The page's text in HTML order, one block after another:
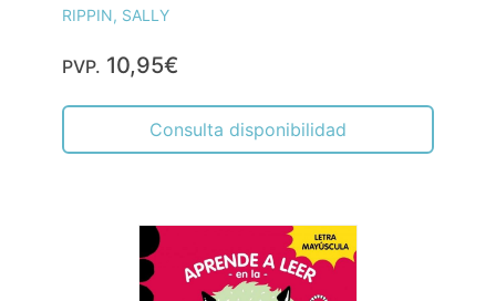
RIPPIN, SALLY
PVP. 10,95€
Consulta disponibilidad